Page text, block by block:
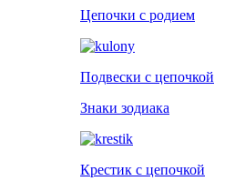
Цепочки с родием
Подвески с цепочкой
Знаки зодиака
Крестик с цепочкой